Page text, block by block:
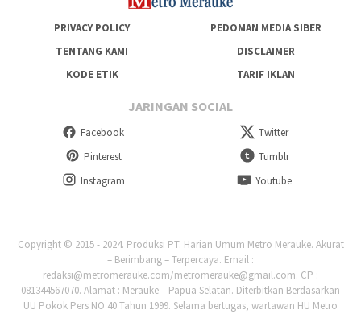
PRIVACY POLICY
PEDOMAN MEDIA SIBER
TENTANG KAMI
DISCLAIMER
KODE ETIK
TARIF IKLAN
JARINGAN SOCIAL
Facebook
Twitter
Pinterest
Tumblr
Instagram
Youtube
Copyright © 2015 - 2024. Produksi PT. Harian Umum Metro Merauke. Akurat
– Berimbang – Terpercaya. Email :
redaksi@metromerauke.com/metromerauke@gmail.com. CP :
081344567070. Alamat : Merauke – Papua Selatan. Diterbitkan Berdasarkan
UU Pokok Pers NO 40 Tahun 1999. Selama bertugas, wartawan HU Metro